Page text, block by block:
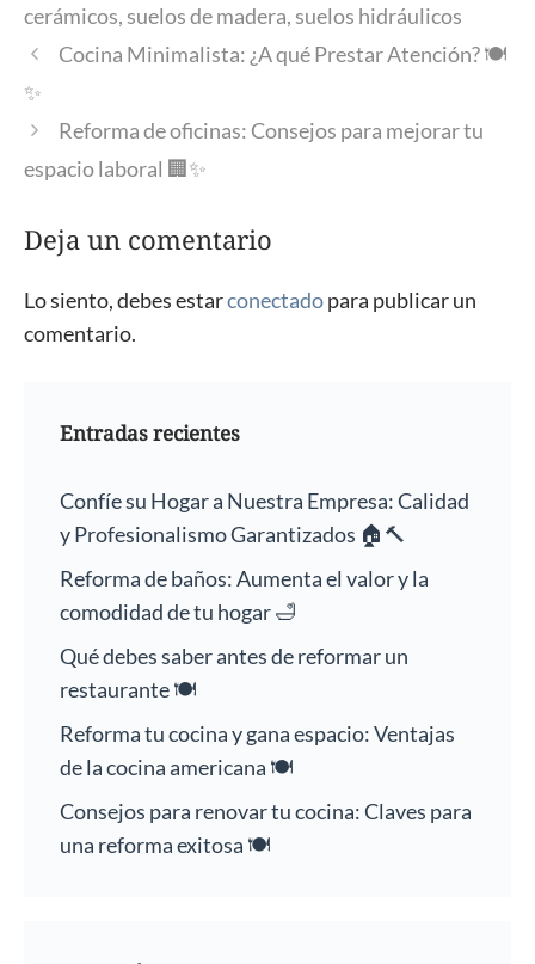
cerámicos, suelos de madera, suelos hidráulicos
Cocina Minimalista: ¿A qué Prestar Atención? 🍽️
✨
Reforma de oficinas: Consejos para mejorar tu
espacio laboral 🏢✨
Deja un comentario
Lo siento, debes estarconectadopara publicar un
comentario.
Entradas recientes
Confíe su Hogar a Nuestra Empresa: Calidad
y Profesionalismo Garantizados 🏠🔨
Reforma de baños: Aumenta el valor y la
comodidad de tu hogar 🛁
Qué debes saber antes de reformar un
restaurante 🍽️
Reforma tu cocina y gana espacio: Ventajas
de la cocina americana 🍽️
Consejos para renovar tu cocina: Claves para
una reforma exitosa 🍽️